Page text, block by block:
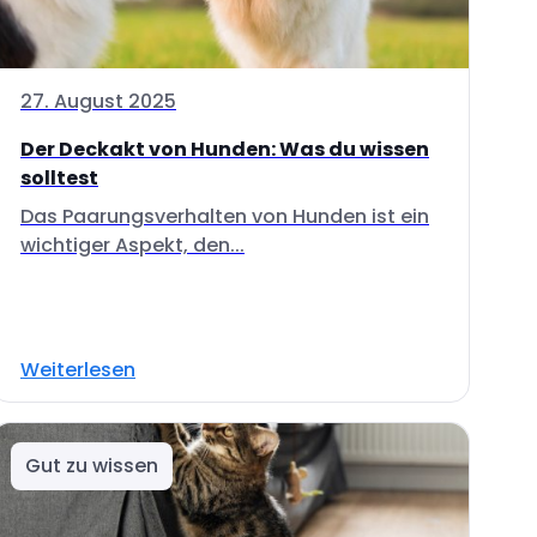
27. August 2025
Der Deckakt von Hunden: Was du wissen
solltest
Das Paarungsverhalten von Hunden ist ein
wichtiger Aspekt, den...
Weiterlesen
Gut zu wissen